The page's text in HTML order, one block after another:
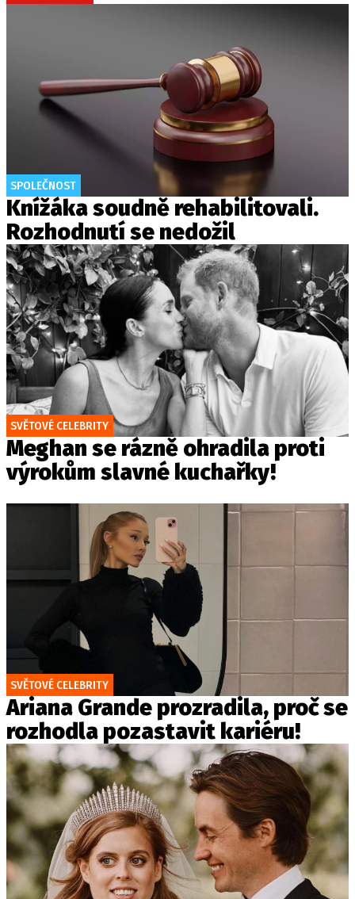
SPOLEČNOST
Knížáka soudně rehabilitovali.
Rozhodnutí se nedožil
SVĚTOVÉ CELEBRITY
Meghan se rázně ohradila proti
výrokům slavné kuchařky!
SVĚTOVÉ CELEBRITY
Ariana Grande prozradila, proč se
rozhodla pozastavit kariéru!